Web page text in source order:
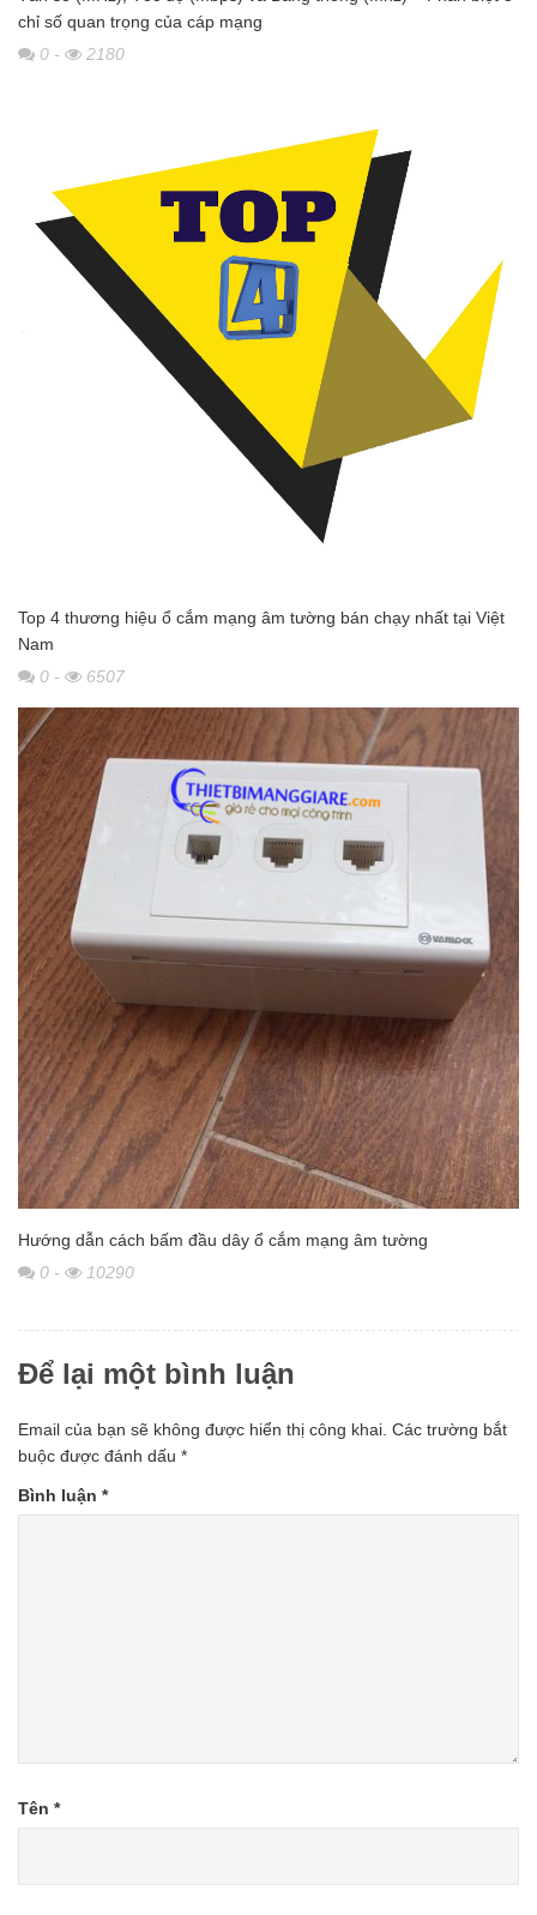
chỉ số quan trọng của cáp mạng
0 - 2180
Top 4 thương hiệu ổ cắm mạng âm tường bán chạy nhất tại Việt
Nam
0 - 6507
Hướng dẫn cách bấm đầu dây ổ cắm mạng âm tường
0 - 10290
Để lại một bình luận
Email của bạn sẽ không được hiển thị công khai. Các trường bắt
buộc được đánh dấu *
Bình luận *
Tên *